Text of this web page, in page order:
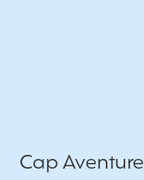
Cap Aventure